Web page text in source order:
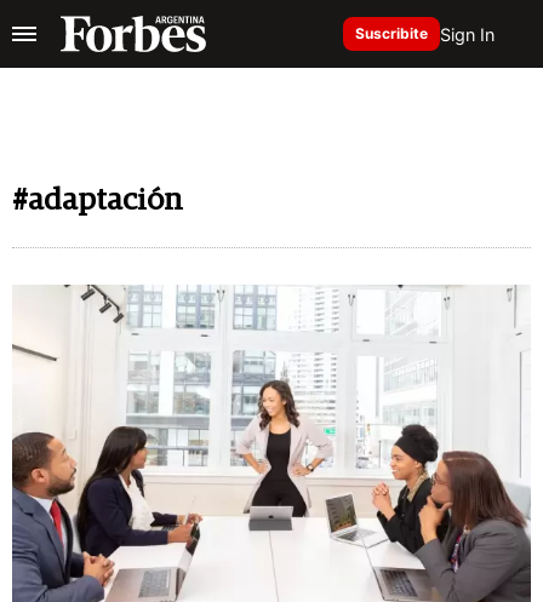
Suscribite Sign In
#adaptación